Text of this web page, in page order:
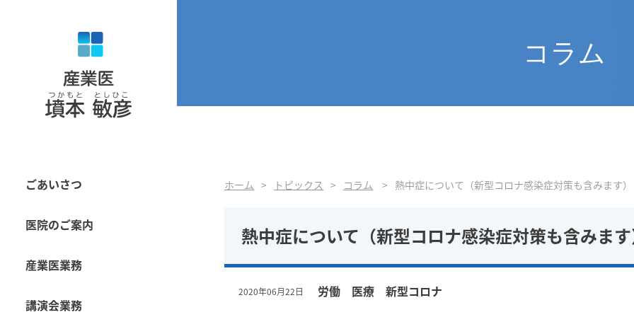
ごあいさつ
医院のご案内
産業医業務
講演会業務
コラム
ホーム トピックス コラム 熱中症について（新型コロナ感染症対策も含みます）
熱中症について（新型コロナ感染症対策も含みま
2020年06月22日 労働 医療 新型コロナ